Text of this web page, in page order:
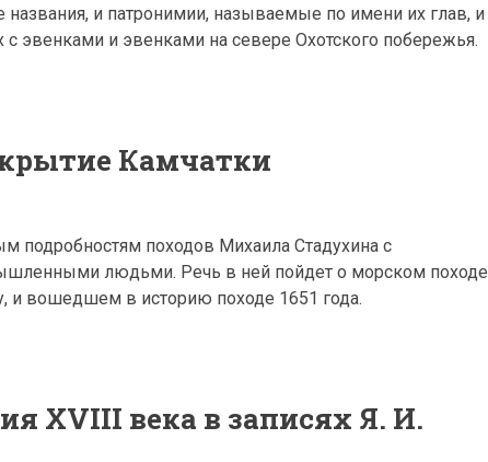
и патронимии, называемые по имени их глав, и
эвенками и эвенками на севере Охотского побережья.
Камчатки
подробностям походов Михаила Стадухина с
людьми. Речь в ней пойдет о морском походе
и вошедшем в историю походе 1651 года.
XVIII века в записях Я. И.